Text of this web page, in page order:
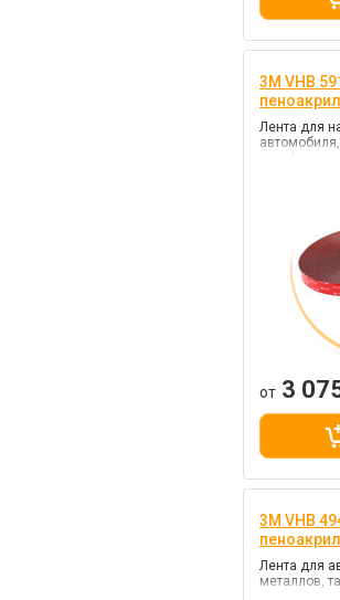
3M VHB
пеноакрил
Лента для
телефона,
от 3
3M VHB
пеноакрил
Лента для
металлов,